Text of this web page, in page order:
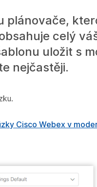
plánovače,
celý
uložit s
nejčastěji.
Cisco Webex v